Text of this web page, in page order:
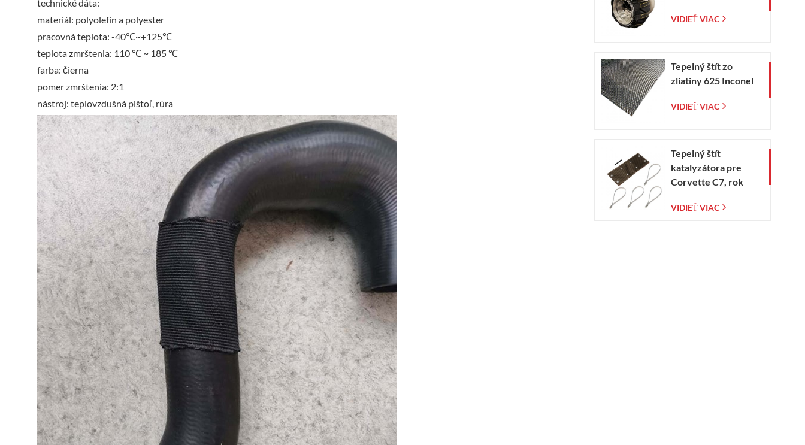
technické dáta:
materiál: polyolefín a polyester
pracovná teplota: -40℃~+125℃
teplota zmrštenia: 110 ℃ ~ 185 ℃
farba: čierna
pomer zmrštenia: 2:1
nástroj: teplovzdušná pištoľ, rúra
VIDIEŤ VIAC
Tepelný štít zo
zliatiny 625 Inconel
VIDIEŤ VIAC
Tepelný štít
katalyzátora pre
Corvette C7, rok
VIDIEŤ VIAC